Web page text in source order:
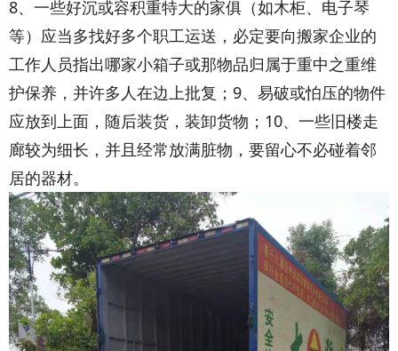
8、一些好沉或容积重特大的家俱（如木柜、电子琴
等）应当多找好多个职工运送，必定要向搬家企业的
工作人员指出哪家小箱子或那物品归属于重中之重维
护保养，并许多人在边上批复；9、易破或怕压的物件
应放到上面，随后装货，装卸货物；10、一些旧楼走
廊较为细长，并且经常放满脏物，要留心不必碰着邻
居的器材。